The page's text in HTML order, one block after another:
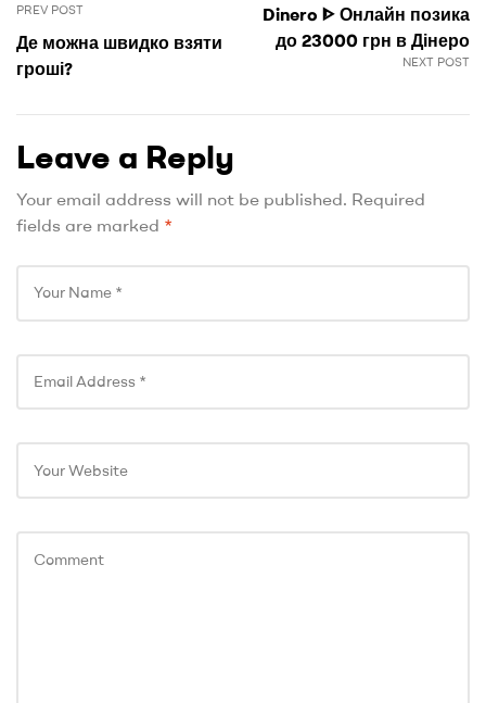
PREV POST
Де можна швидко взяти
гроші?
NEXT POST
Dinero ᐈ Онлайн позика
до 23000 грн в Дінеро
Leave a Reply
Your email address will not be published. Required
fields are marked *